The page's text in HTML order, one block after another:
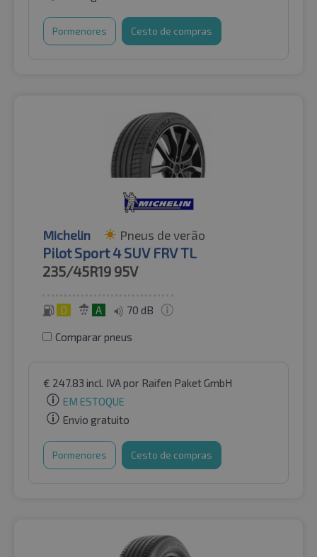
Pormenores Cesto de compras
Michelin Pneus de verão
Pilot Sport 4 SUV FRV TL
235/45R19 95V
D A 70 dB
Comparar pneus
€ 247.83 incl. IVApor Raifen Paket GmbH
EM ESTOQUE
Envio gratuito
Pormenores Cesto de compras